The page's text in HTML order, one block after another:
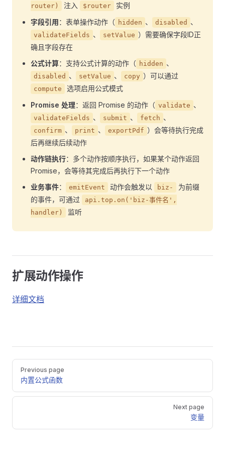
router)
注入 $router
实例
字段引用：表单操作动作（ hidden 、 disabled 、
validateFields 、 setValue ）需要确保字段ID正
确且字段存在
公式计算：支持公式计算的动作（ hidden 、
disabled 、 setValue 、 copy ）可以通过
compute
选项启用公式模式
Promise 处理：返回 Promise 的动作（ validate 、
validateFields 、 submit 、 fetch 、
confirm 、 print 、 exportPdf ）会等待执行完成
后再继续后续动作
动作链执行：多个动作按顺序执行，如果某个动作返回
Promise，会等待其完成后再执行下一个动作
业务事件： emitEvent 动作会触发以 biz-
为前缀
的事件，可通过
api.top.on('biz-事件名',
handler)
监听
扩展动作操作
详细文档
PagerPrevious page
内置公式函数
Next page
变量